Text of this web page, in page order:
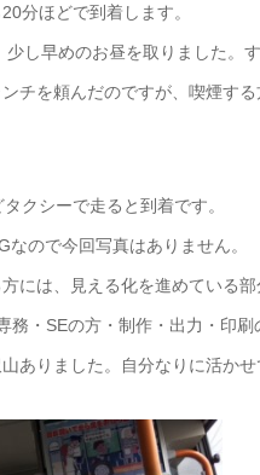
分ほどで到着します。
し早めのお昼を取りました。
チを頼んだのですが、喫煙す
クシーで走ると到着です。
ので今回写真はありません。
には、見える化を進めている
務・SEの方・制作・出力・印
ありました。自分なりに活かせ